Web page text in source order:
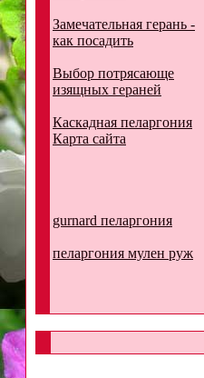
Замечательная герань -
как посадить
Выбор потрясающе
изящных гераней
Каскадная пеларгония
Карта сайта
gurnard пеларгония
пеларгония мулен руж